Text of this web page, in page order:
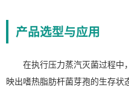
产品选型与应用
在执行压力蒸汽灭菌过程中
映出嗜热脂肪杆菌芽孢的生存状